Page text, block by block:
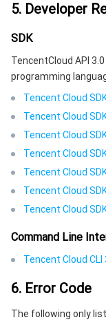
5. Developer
SDK
TencentCloud API
programming
Tencent Cloud
Tencent Cloud
Tencent Cloud
Tencent Cloud
Tencent Cloud
Tencent Cloud
Tencent Cloud
Command Line
Tencent Cloud CLI
6. Error Code
The following only